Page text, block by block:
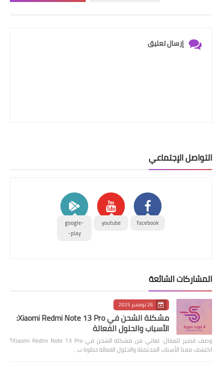
إرسال تعليق
التواصل الإجتماعي
facebook
youtube
google-
play-
المشاركات الشائعة
26 نوفمبر 2025
مشكلة الشحن في Xiaomi Redmi Note 13 Pro:
الأسباب والحلول الفعالة
وصف قصير للمقال: تعاني من مشكلة الشحن في Xiaomi Redmi Note 13 Pro؟
اكتشف معنا الأسباب المحتملة والحلول الفعالة خطوة ب…